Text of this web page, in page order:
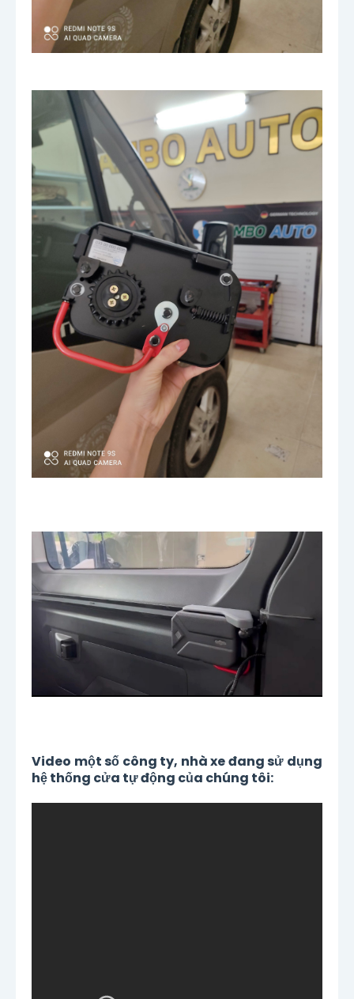
Video một số công ty, nhà xe đang sử dụng
hệ thống cửa tự động của chúng tôi: